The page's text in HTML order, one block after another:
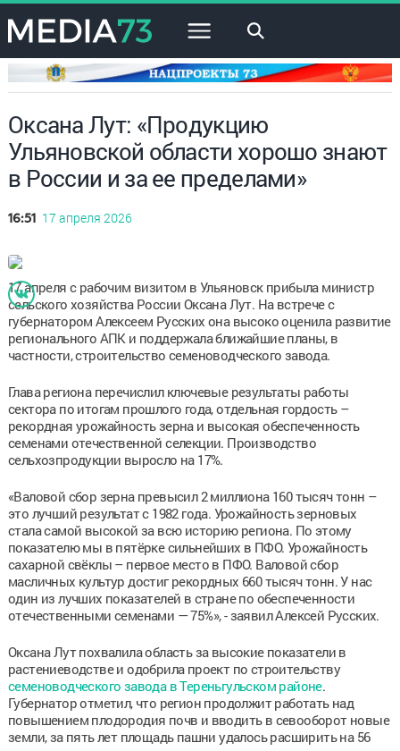
×
Оксана Лут: «Продукцию
Ульяновской области хорошо знают
в России и за ее пределами»
16:51 17 апреля 2026
17 апреля с рабочим визитом в Ульяновск прибыла министр
сельского хозяйства России Оксана Лут. На встрече с
губернатором Алексеем Русских она высоко оценила развитие
регионального АПК и поддержала ближайшие планы, в
частности, строительство семеноводческого завода.
Глава региона перечислил ключевые результаты работы
сектора по итогам прошлого года, отдельная гордость –
рекордная урожайность зерна и высокая обеспеченность
семенами отечественной селекции. Производство
сельхозпродукции выросло на 17%.
«Валовой сбор зерна превысил 2 миллиона 160 тысяч тонн –
это лучший результат с 1982 года. Урожайность зерновых
стала самой высокой за всю историю региона. По этому
показателю мы в пятёрке сильнейших в ПФО. Урожайность
сахарной свёклы – первое место в ПФО. Валовой сбор
масличных культур достиг рекордных 660 тысяч тонн. У нас
один из лучших показателей в стране по обеспеченности
отечественными семенами — 75%», - заявил Алексей Русских.
Оксана Лут похвалила область за высокие показатели в
растениеводстве и одобрила проект по строительству
семеноводческого завода в Тереньгульском районе.
Губернатор отметил, что регион продолжит работать над
повышением плодородия почв и вводить в севооборот новые
земли, за пять лет площадь пашни удалось расширить на 56